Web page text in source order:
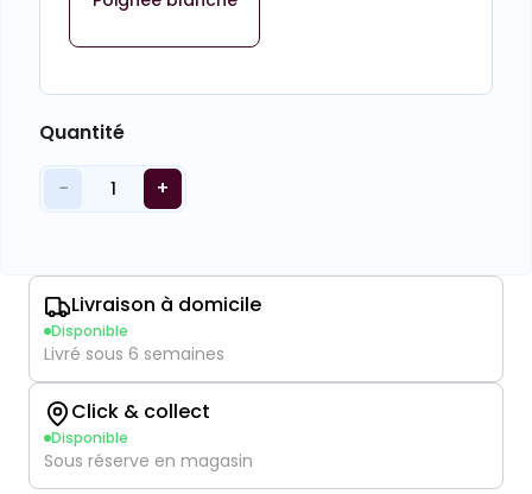
Quantité
− 1 +
Livraison à domicile
Disponible
Livré sous 6 semaines
Click & collect
Disponible
Sous réserve en magasin